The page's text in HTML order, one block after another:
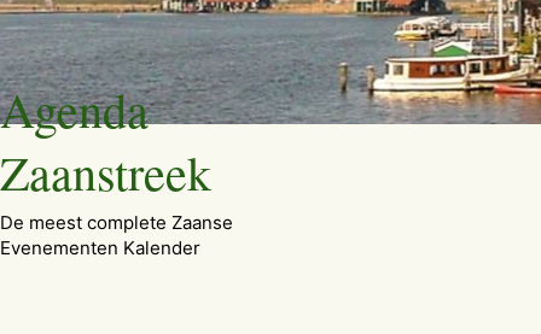
Ga
naar
de
inhoud
Agenda
Zaanstreek
De meest complete Zaanse
Evenementen Kalender